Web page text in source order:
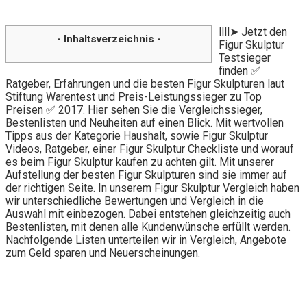
- Inhaltsverzeichnis -
llll➤ Jetzt den
Figur Skulptur
Testsieger
finden ✅
Ratgeber, Erfahrungen und die besten Figur Skulpturen laut
Stiftung Warentest und Preis-Leistungssieger zu Top
Preisen ✅ 2017. Hier sehen Sie die Vergleichssieger,
Bestenlisten und Neuheiten auf einen Blick. Mit wertvollen
Tipps aus der Kategorie Haushalt, sowie Figur Skulptur
Videos, Ratgeber, einer Figur Skulptur Checkliste und worauf
es beim Figur Skulptur kaufen zu achten gilt. Mit unserer
Aufstellung der besten Figur Skulpturen sind sie immer auf
der richtigen Seite. In unserem Figur Skulptur Vergleich haben
wir unterschiedliche Bewertungen und Vergleich in die
Auswahl mit einbezogen. Dabei entstehen gleichzeitig auch
Bestenlisten, mit denen alle Kundenwünsche erfüllt werden.
Nachfolgende Listen unterteilen wir in Vergleich, Angebote
zum Geld sparen und Neuerscheinungen.